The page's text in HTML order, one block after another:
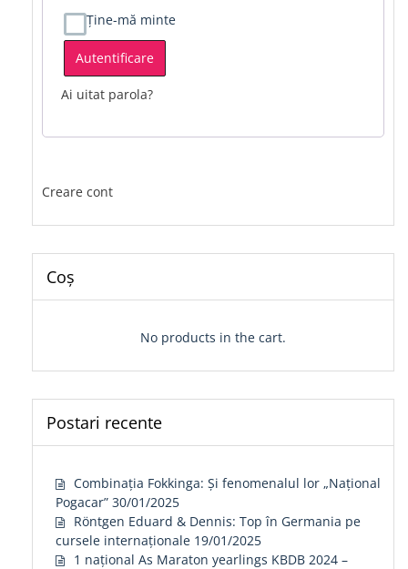
Ține-mă minte
Autentificare
Ai uitat parola?
Creare cont
Coș
No products in the cart.
Postari recente
Combinația Fokkinga: Și fenomenalul lor „Național
Pogacar” 30/01/2025
Röntgen Eduard & Dennis: Top în Germania pe
cursele internaționale 19/01/2025
1 național As Maraton yearlings KBDB 2024 –